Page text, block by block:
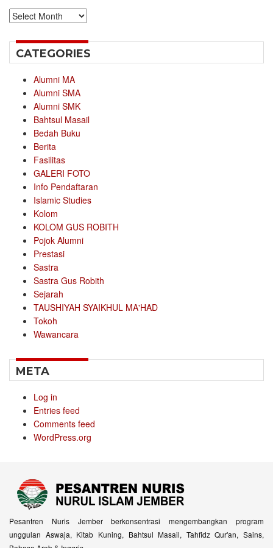
Archives
CATEGORIES
Alumni MA
Alumni SMA
Alumni SMK
Bahtsul Masail
Bedah Buku
Berita
Fasilitas
GALERI FOTO
Info Pendaftaran
Islamic Studies
Kolom
KOLOM GUS ROBITH
Pojok Alumni
Prestasi
Sastra
Sastra Gus Robith
Sejarah
TAUSHIYAH SYAIKHUL MA'HAD
Tokoh
Wawancara
META
Log in
Entries feed
Comments feed
WordPress.org
Pesantren Nuris Jember berkonsentrasi mengembangkan program
unggulan Aswaja, Kitab Kuning, Bahtsul Masail, Tahfidz Qur'an, Sains,